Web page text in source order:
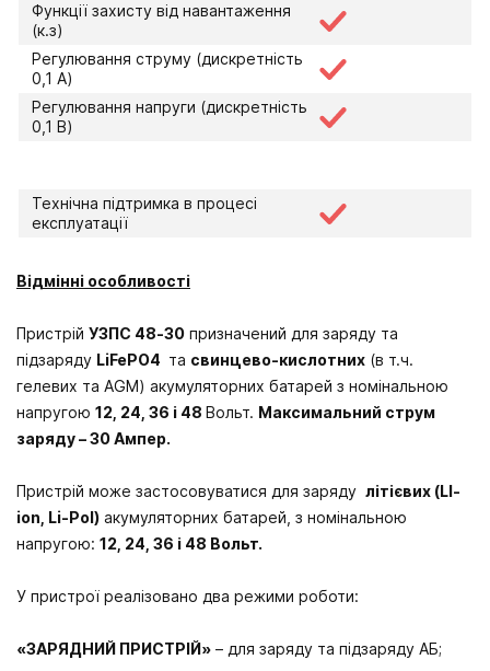
Функції захисту від навантаження
(к.з)
Регулювання струму (дискретність
0,1 А)
Регулювання напруги (дискретність
0,1 В)
Технічна підтримка в процесі
експлуатації
Відмінні особливості
Пристрій УЗПС 48-30 призначений для заряду та
підзаряду LiFePO4 та свинцево-кислотних (в т.ч.
гелевих та AGM) акумуляторних батарей з номінальною
напругою 12, 24, 36 і 48 Вольт. Максимальний струм
заряду – 30 Ампер.
Пристрій може застосовуватися для заряду літієвих​ (LI-
ion, Li-Pol) акумуляторних батарей, з номінальною
напругою: 12, 24, 36 і 48 Вольт.
У пристрої реалізовано два режими роботи:
«ЗАРЯДНИЙ ПРИСТРІЙ» – для заряду та підзаряду АБ;